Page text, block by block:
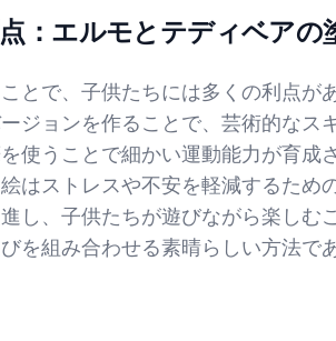
：エルモとテディベアの
とで、子供たちには多くの利点が
ジョンを作ることで、芸術的なス
使うことで細かい運動能力が育成
はストレスや不安を軽減するため
し、子供たちが遊びながら楽しむ
を組み合わせる素晴らしい方法で